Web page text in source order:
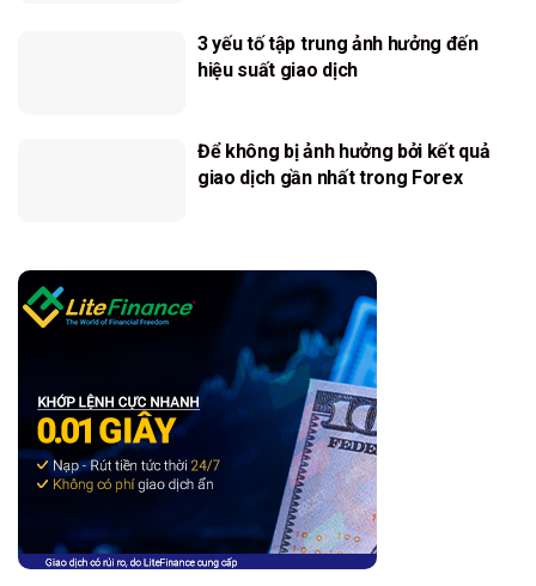
3 yếu tố tập trung ảnh hưởng đến
hiệu suất giao dịch
Để không bị ảnh hưởng bởi kết quả
giao dịch gần nhất trong Forex